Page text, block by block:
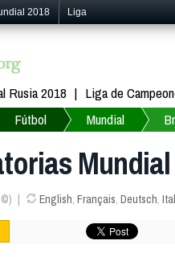
2018 Liga
Rusia 2018 Liga de
Fútbol Mundial
English, Français, Deutsch,